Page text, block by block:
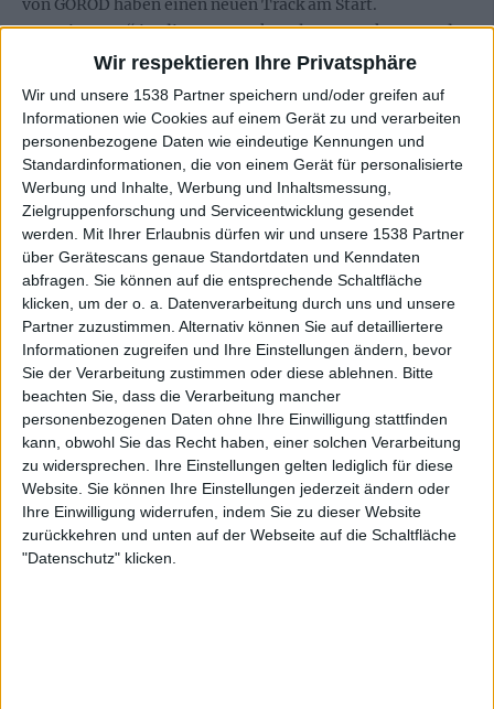
Wir respektieren Ihre Privatsphäre
Wir und unsere 1538 Partner speichern und/oder greifen auf
Informationen wie Cookies auf einem Gerät zu und verarbeiten
personenbezogene Daten wie eindeutige Kennungen und
Standardinformationen, die von einem Gerät für personalisierte
Werbung und Inhalte, Werbung und Inhaltsmessung,
Zielgruppenforschung und Serviceentwicklung gesendet
werden.
Mit Ihrer Erlaubnis dürfen wir und unsere 1538 Partner
über Gerätescans genaue Standortdaten und Kenndaten
abfragen. Sie können auf die entsprechende Schaltfläche
klicken, um der o. a. Datenverarbeitung durch uns und unsere
Partner zuzustimmen. Alternativ können Sie auf detailliertere
Informationen zugreifen und Ihre Einstellungen ändern, bevor
Sie der Verarbeitung zustimmen oder diese ablehnen.
Bitte
beachten Sie, dass die Verarbeitung mancher
personenbezogenen Daten ohne Ihre Einwilligung stattfinden
kann, obwohl Sie das Recht haben, einer solchen Verarbeitung
zu widersprechen. Ihre Einstellungen gelten lediglich für diese
Website. Sie können Ihre Einstellungen jederzeit ändern oder
Ihre Einwilligung widerrufen, indem Sie zu dieser Website
zurückkehren und unten auf der Webseite auf die Schaltfläche
"Datenschutz" klicken.
von GOROD haben einen neuen Track am Start.
„Forgiveness“ ist die erste Auskopplung vom kommenden
Album „The Ember Gone“.
Die Band beschreibt den Song wie folgt:
„Musikalisch ist „Forgiveness“ zweifellos
unsere bisher progressivste Komposition –
eine Synthese, in der GORODs technisches
Können auf ausgereiftes Songwriting trifft und
die Band damit Neuland betritt. Der Song gibt
uns die Möglichkeit, eine Geschichte zu
erzählen, die für uns von tiefer Bedeutung ist –
diesmal nicht nur durch die Musik selbst,
sondern auch durch ihre visuelle
Interpretation.“
Der Clip zum Song ist ein knapp achtminütiger Kurzfilm,
der die zunehmende Bedrohung durch verheerende
Großbrände thematisiert. Er beleuchtet den inneren
Konflikt zwischen Schuld, Reue und der Last unserer
eigenen Verantwortung für derartige Naturkatastrophen.